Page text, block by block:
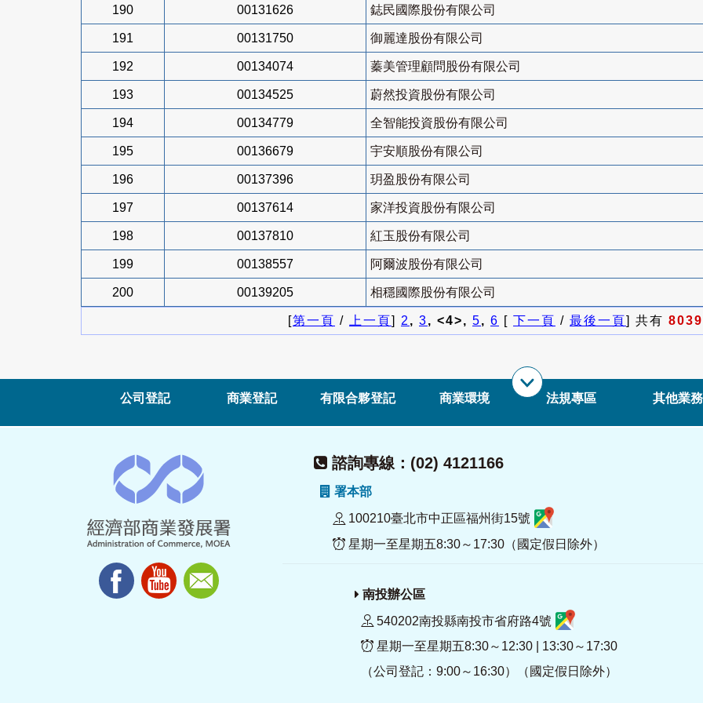
190 00131626 鋕民國際股份有限公司
191 00131750 御麗達股份有限公司
192 00134074 蓁美管理顧問股份有限公司
193 00134525 蔚然投資股份有限公司
194 00134779 全智能投資股份有限公司
195 00136679 宇安順股份有限公司
196 00137396 玥盈股份有限公司
197 00137614 家洋投資股份有限公司
198 00137810 紅玉股份有限公司
199 00138557 阿爾波股份有限公司
200 00139205 相穩國際股份有限公司
[第一頁 / 上一頁] 2, 3, <4>, 5, 6 [ 下一頁 / 最後一頁] 共有 8039
公司登記 商業登記 有限合夥登記 商業環境 法規專區 其他業務
諮詢專線：(02) 4121166
署本部
100210臺北市中正區福州街15號
星期一至星期五8:30～17:30（國定假日除外）
南投辦公區
540202南投縣南投市省府路4號
星期一至星期五8:30～12:30 | 13:30～17:30
（公司登記：9:00～16:30）（國定假日除外）